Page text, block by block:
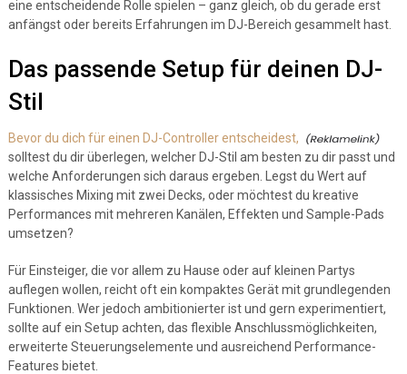
eine entscheidende Rolle spielen – ganz gleich, ob du gerade erst
anfängst oder bereits Erfahrungen im DJ-Bereich gesammelt hast.
Das passende Setup für deinen DJ-
Stil
Bevor du dich für einen DJ-Controller entscheidest,
solltest du dir überlegen, welcher DJ-Stil am besten zu dir passt und
welche Anforderungen sich daraus ergeben. Legst du Wert auf
klassisches Mixing mit zwei Decks, oder möchtest du kreative
Performances mit mehreren Kanälen, Effekten und Sample-Pads
umsetzen?
Für Einsteiger, die vor allem zu Hause oder auf kleinen Partys
auflegen wollen, reicht oft ein kompaktes Gerät mit grundlegenden
Funktionen. Wer jedoch ambitionierter ist und gern experimentiert,
sollte auf ein Setup achten, das flexible Anschlussmöglichkeiten,
erweiterte Steuerungselemente und ausreichend Performance-
Features bietet.